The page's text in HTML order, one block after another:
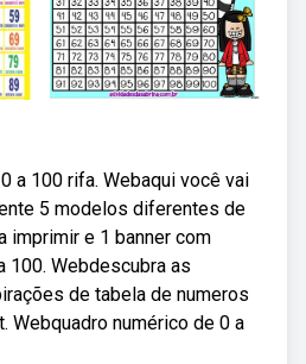
a 100 rifa. Webaqui você vai
5 modelos diferentes de
imprimir e 1 banner com
100. Webdescubra as
de tabela de numeros
Webquadro numérico de 0 a